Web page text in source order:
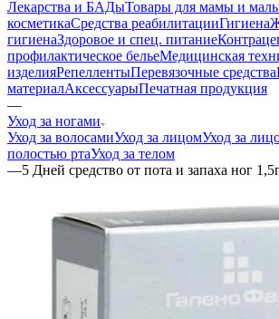
Лекарства и БАДыТовары для мамы и
косметикаСредства реабилитацииГигиена
гигиенаЗдоровое и спец. питание
профилактическое бельеМедицинская
изделияРепеллентыПеревязочные средства
материалАксессуарыПечатная продукция
—
Уход за ногами
Уход за волосамиУход за лицомУход за
полостью ртаУход за телом
—5 Дней средство от пота и запаха ног